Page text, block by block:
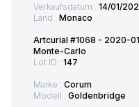
Verkaufsdatum : 14/01/
Land : Monaco
Artcurial #1068 - 2020-
Monte-Carlo
Lot ID : 147
Marke : Corum
Modell : Goldenbridge